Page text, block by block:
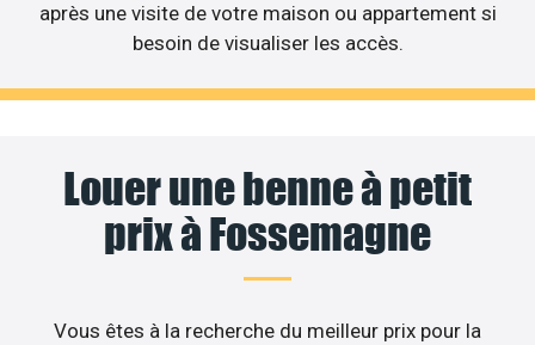
après une visite de votre maison ou appartement si
besoin de visualiser les accès.
Louer une benne à petit
prix à Fossemagne
Vous êtes à la recherche du meilleur prix pour la